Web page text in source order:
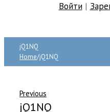
Войти|
jQ1NQ
Home/jQ1NQ
Previous
jQ1NQ